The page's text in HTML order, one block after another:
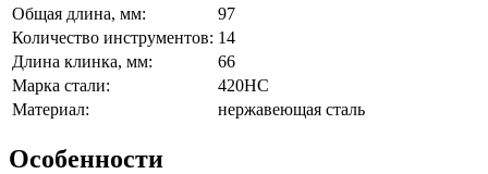
Общая длина, мм:
97
Количество инструментов: 14
Длина клинка, мм:
66
Марка стали:
420HC
Материал:
нержавеющая сталь
Особенности